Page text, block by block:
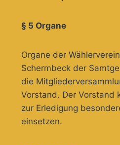
§ 5 Organe
Organe der
Schermbeck der
die
Vorstand. Der Vorstand
zur Erledigung
einsetzen.